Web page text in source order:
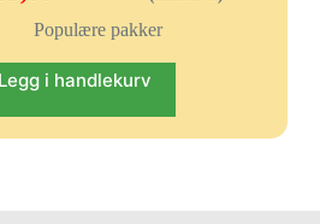
Populære pakker
Legg i handlekurv